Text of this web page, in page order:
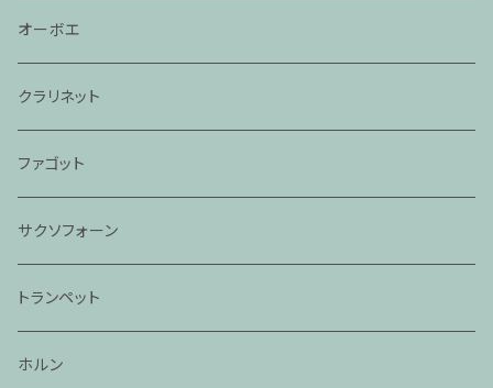
オーボエ
クラリネット
ファゴット
サクソフォーン
トランペット
ホルン